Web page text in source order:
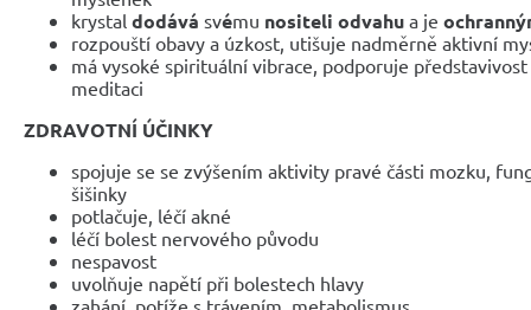
krystal dodává svému nositeli odvahu a je
rozpouští obavy a úzkost, utišuje nadměrně aktivní
má vysoké spirituální vibrace, podporuje
meditaci
ZDRAVOTNÍ ÚČINKY
spojuje se se zvýšením aktivity pravé části mozku,
šišinky
potlačuje, léčí akné
léčí bolest nervového původu
nespavost
uvolňuje napětí při bolestech hlavy
zahání, potíže s trávením, metabolismus